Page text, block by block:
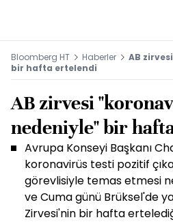
Bloomberg HT Haberler
AB
bir hafta ertelendi
AB zirvesi
nedeniyle" bir
Avrupa Konseyi Başkanı
koronavirüs testi pozitif
görevlisiyle temas etmesi
ve Cuma günü Brüksel'de
Zirvesi'nin bir hafta